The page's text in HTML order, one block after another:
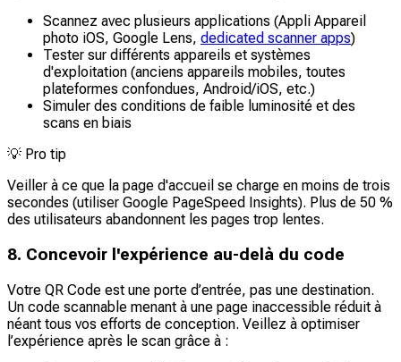
Scannez avec plusieurs applications (Appli Appareil
photo iOS, Google Lens, dedicated scanner apps)
Tester sur différents appareils et systèmes
d'exploitation (anciens appareils mobiles, toutes
plateformes confondues, Android/iOS, etc.)
Simuler des conditions de faible luminosité et des
scans en biais
💡 Pro tip
Veiller à ce que la page d'accueil se charge en moins de trois
secondes (utiliser Google PageSpeed Insights). Plus de 50 %
des utilisateurs abandonnent les pages trop lentes.
8. Concevoir l'expérience au-delà du code
Votre QR Code est une porte d’entrée, pas une destination.
Un code scannable menant à une page inaccessible réduit à
néant tous vos efforts de conception. Veillez à optimiser
l’expérience après le scan grâce à :